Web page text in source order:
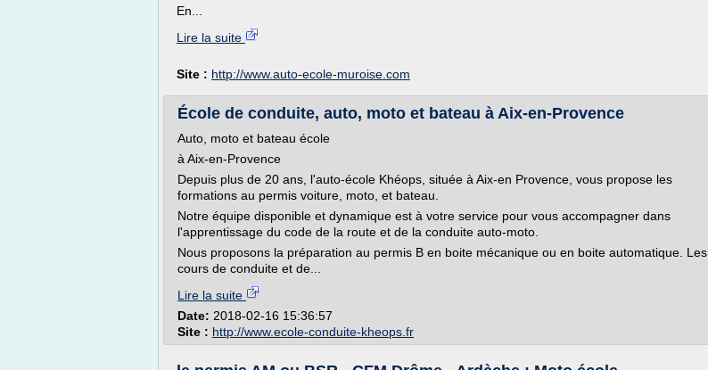
En...
Lire la suite
Site : http://www.auto-ecole-muroise.com
École de conduite, auto, moto et bateau à Aix-en-Provence
Auto, moto et bateau école
à Aix-en-Provence
Depuis plus de 20 ans, l'auto-école Khéops, située à Aix-en Provence, vous propose les
formations au permis voiture, moto, et bateau.
Notre équipe disponible et dynamique est à votre service pour vous accompagner dans
l'apprentissage du code de la route et de la conduite auto-moto.
Nous proposons la préparation au permis B en boite mécanique ou en boite automatique. Les
cours de conduite et de...
Lire la suite
Date: 2018-02-16 15:36:57
Site : http://www.ecole-conduite-kheops.fr